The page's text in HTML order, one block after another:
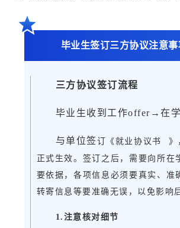
毕业生签订三方协议注意事
三方协议签订流程
毕业生收到工作offer→在
与单位签订《 就业协议书
》
正式生效。签订之后，需要向所
要依据，各项信息必须要真实、
转寄信息等要准确无误，以免影响
1.注意核对细节